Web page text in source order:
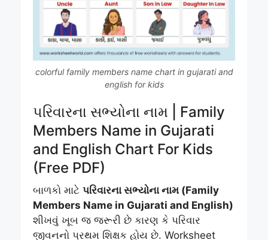
colorful family members name chart in gujarati and
english for kids
પરિવારના સભ્યોના નામ | Family
Members Name in Gujarati
and English Chart For Kids
(Free PDF)
બાળકો માટે પરિવારના સભ્યોના નામ (Family
Members Name in Gujarati and English)
શીખવું ખૂબ જ જરૂરી છે કારણ કે પરિવાર
જીવનનો પ્રથમ શિક્ષક હોય છે. Worksheet